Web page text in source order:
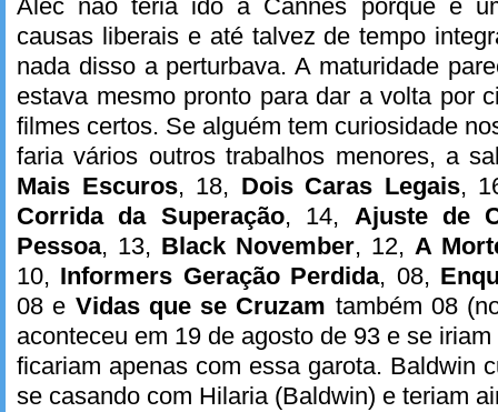
Alec não teria ido a Cannes porque é
causas liberais e até talvez de tempo
nada disso a perturbava. A maturidade
estava mesmo pronto para dar a volta por
filmes certos. Se alguém tem curiosidade
faria vários outros trabalhos menores, a
Mais Escuros, 18, Dois Caras Legais,
Corrida da Superação, 14, Ajuste de
Pessoa, 13, Black November, 12, A
10, Informers Geração Perdida, 08,
08 e Vidas que se Cruzam também 08
aconteceu em 19 de agosto de 93 e se
ficariam apenas com essa garota. Baldwin
se casando com Hilaria (Baldwin) e teriam